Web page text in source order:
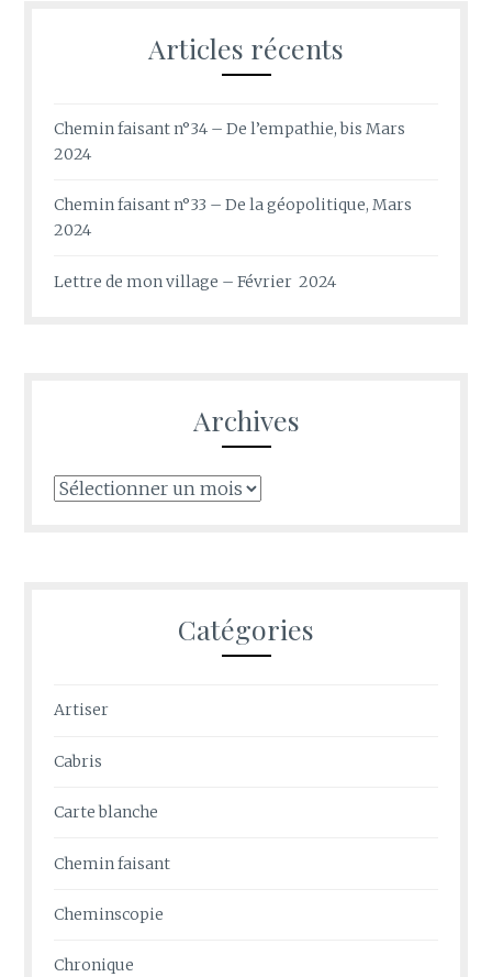
Articles récents
Chemin faisant n°34 – De l’empathie, bis Mars
2024
Chemin faisant n°33 – De la géopolitique, Mars
2024
Lettre de mon village – Février 2024
Archives
Archives
Catégories
Artiser
Cabris
Carte blanche
Chemin faisant
Cheminscopie
Chronique